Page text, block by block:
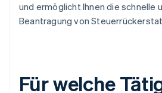
und ermöglicht Ihnen die schnelle
Beantragung von
Für welche